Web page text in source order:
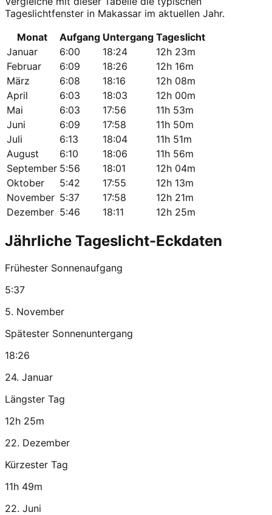
Tageslichtfenster in Makassar im aktuellen Jahr.
Monat
Aufgang Untergang Tageslicht
Januar
6:00 18:24
12h 23m
Februar
6:09 18:26
12h 16m
März
6:08 18:16
12h 08m
April
6:03 18:03
12h 00m
Mai
6:03 17:56
11h 53m
Juni
6:09 17:58
11h 50m
Juli
6:13 18:04
11h 51m
August
6:10 18:06
11h 56m
September 5:56 18:01
12h 04m
Oktober
5:42 17:55
12h 13m
November 5:37 17:58
12h 21m
Dezember 5:46 18:11 12h 25m
Jährliche Tageslicht-Eckdaten
Frühester Sonnenaufgang
5:37
5. November
Spätester Sonnenuntergang
18:26
24. Januar
Längster Tag
12h 25m
22. Dezember
Kürzester Tag
11h 49m
22. Juni